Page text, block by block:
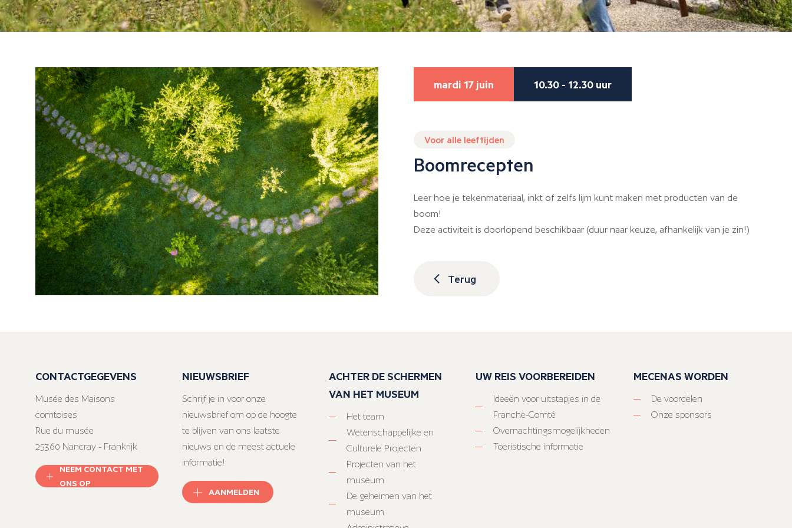
mardi 17 juin 10.30 - 12.30 uur
Voor alle leeftijden
Boomrecepten
Leer hoe je tekenmateriaal, inkt of zelfs lijm kunt maken met producten van de
boom!
Deze activiteit is doorlopend beschikbaar (duur naar keuze, afhankelijk van je zin!)
Terug
CONTACTGEGEVENS
Musée des Maisons
comtoises
Rue du musée
25360 Nancray - Frankrijk
NEEM CONTACT MET
ONS OP
NIEUWSBRIEF
Schrijf je in voor onze
nieuwsbrief om op de hoogte
te blijven van ons laatste
nieuws en de meest actuele
informatie!
AANMELDEN
ACHTER DE SCHERMEN
VAN HET MUSEUM
Het team
Wetenschappelijke en
Culturele Projecten
Projecten van het
museum
De geheimen van het
museum
UW REIS VOORBEREIDEN
Ideeën voor uitstapjes in de
Franche-Comté
Overnachtingsmogelijkheden
Toeristische informatie
MECENAS WORDEN
De voordelen
Onze sponsors